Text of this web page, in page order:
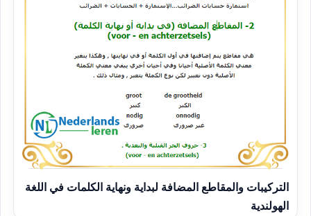
التركيبات والمقاطع المضافة لبداية ونهاية الكلمات في اللغة
الهولندية